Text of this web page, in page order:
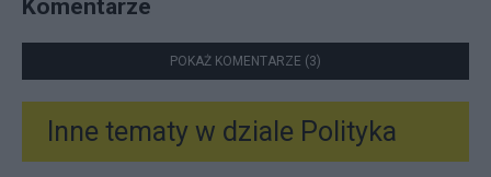
Komentarze
POKAŻ KOMENTARZE (3)
Inne tematy w dziale Polityka